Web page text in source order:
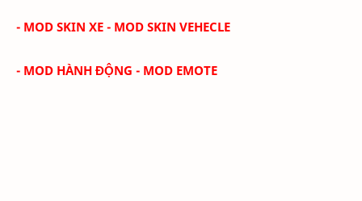
- MOD SKIN XE - MOD SKIN VEHECLE
- MOD HÀNH ĐỘNG - MOD EMOTE